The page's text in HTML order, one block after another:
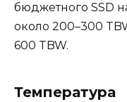
бюджетного SSD
около 200–300
600 TBW.
Температура